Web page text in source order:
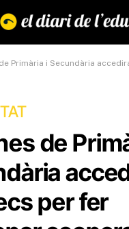
i Secundària accediran a préstecs
de
per fer